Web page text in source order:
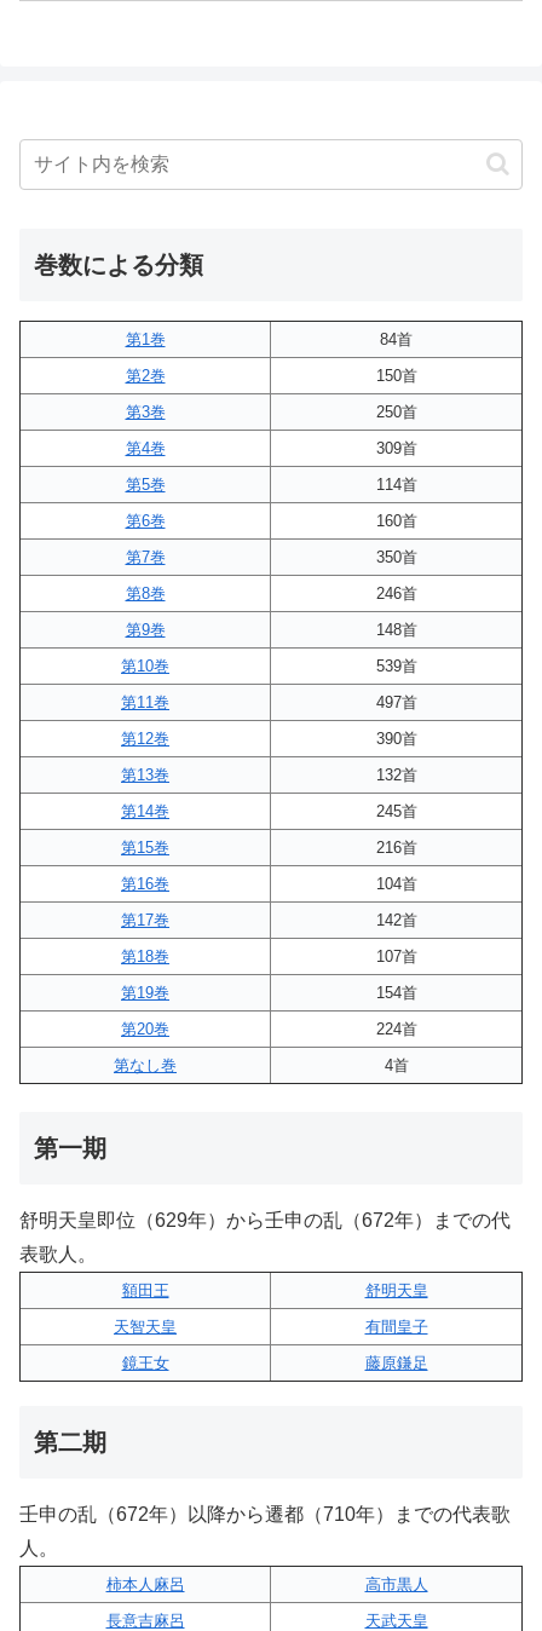
巻数による分類
第1巻
84首
第2巻
150首
第3巻
250首
第4巻
309首
第5巻
114首
第6巻
160首
第7巻
350首
第8巻
246首
第9巻
148首
第10巻
539首
第11巻
497首
第12巻
390首
第13巻
132首
第14巻
245首
第15巻
216首
第16巻
104首
第17巻
142首
第18巻
107首
第19巻
154首
第20巻
224首
第なし巻
4首
第一期
舒明天皇即位（629年）から壬申の乱（672年）までの代
表歌人。
額田王
舒明天皇
天智天皇
有間皇子
鏡王女
藤原鎌足
第二期
壬申の乱（672年）以降から遷都（710年）までの代表歌
人。
柿本人麻呂
高市黒人
長意吉麻呂
天武天皇